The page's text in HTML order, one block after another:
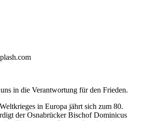
in die Verantwortung für den Frieden.
in Europa jährt sich zum 80.
der Osnabrücker Bischof Dominicus